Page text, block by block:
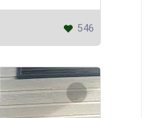
546